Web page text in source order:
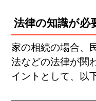
法律の知識が必
家の相続の場合、
法などの法律が関
イントとして、以